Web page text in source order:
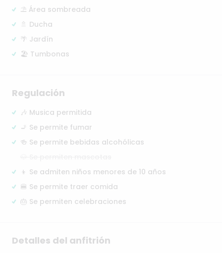
⛱️ Área sombreada
🚿 Ducha
🌴 Jardín
🏖️ Tumbonas
Regulación
🎶 Musica permitida
🚬 Se permite fumar
🍻 Se permite bebidas alcohólicas
👦 Se admiten niños menores de 10 años
🍔 Se permite traer comida
🎂 Se permiten celebraciones
Detalles del anfitrión